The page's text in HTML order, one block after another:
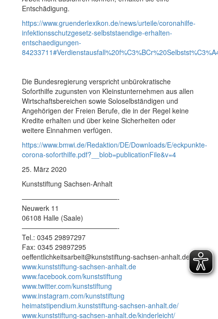
Entschädigung.
https://www.gruenderlexikon.de/news/urteile/coronahilfe-
infektionsschutzgesetz-selbststaendige-erhalten-
entschaedigungen-
Die Bundesregierung verspricht unbürokratische
Soforthilfe zugunsten von Kleinstunternehmen aus allen
Wirtschaftsbereichen sowie Soloselbständigen und
Angehörigen der Freien Berufe, die in der Regel keine
Kredite erhalten und über keine Sicherheiten oder
weitere Einnahmen verfügen.
https://www.bmwi.de/Redaktion/DE/Downloads/E/eckpunkte-
corona-soforthilfe.pdf?__blob=publicationFile&v=4
25. März 2020
Kunststiftung Sachsen-Anhalt
——————————————-
Neuwerk 11
06108 Halle (Saale)
——————————————-
Tel.: 0345 29897297
Fax: 0345 29897295
oeffentlichkeitsarbeit@kunststiftung-sachsen-anhalt.de
www.kunststiftung-sachsen-anhalt.de
www.facebook.com/kunststiftung
www.twitter.com/kunststiftung
www.instagram.com/kunststiftung
heimatstipendium.kunststiftung-sachsen-anhalt.de/
www.kunststiftung-sachsen-anhalt.de/kinderleicht/